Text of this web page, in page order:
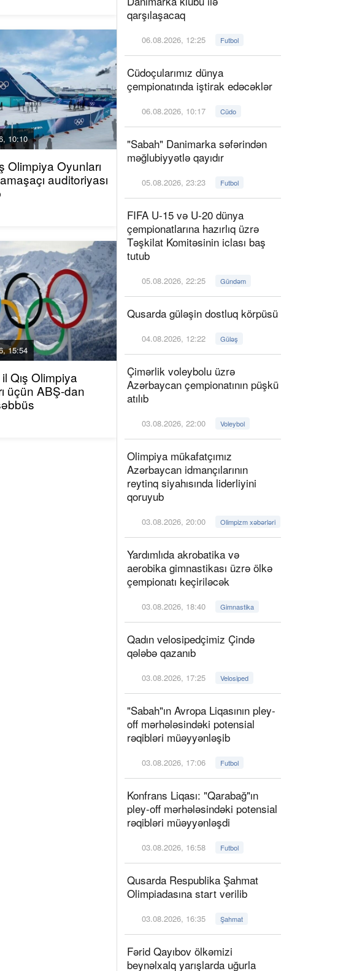
10:10
Olimpiya Oyunları
auditoriyası
15:54
Qış Olimpiya
üçün ABŞ-dan
qarşılaşacaq
06.08.2026, 12:25 Futbol
Cüdoçularımız dünya
çempionatında iştirak edəcəklər
06.08.2026, 10:17 Cüdo
"Sabah" Danimarka səfərindən
məğlubiyyətlə qayıdır
05.08.2026, 23:23 Futbol
FIFA U-15 və U-20 dünya
çempionatlarına hazırlıq üzrə
Təşkilat Komitəsinin iclası baş
tutub
05.08.2026, 22:25 Gündəm
Qusarda güləşin dostluq körpüsü
04.08.2026, 12:22 Güləş
Çimərlik voleybolu üzrə
Azərbaycan çempionatının püşkü
atılıb
03.08.2026, 22:00 Voleybol
Olimpiya mükafatçımız
Azərbaycan idmançılarının
reytinq siyahısında liderliyini
qoruyub
03.08.2026, 20:00 Olimpizm xəbərləri
Yardımlıda akrobatika və
aerobika gimnastikası üzrə ölkə
çempionatı keçiriləcək
03.08.2026, 18:40 Gimnastika
Qadın velosipedçimiz Çində
qələbə qazanıb
03.08.2026, 17:25 Velosiped
"Sabah"ın Avropa Liqasının pley-
off mərhələsindəki potensial
rəqibləri müəyyənləşib
03.08.2026, 17:06 Futbol
Konfrans Liqası: "Qarabağ"ın
pley-off mərhələsindəki potensial
rəqibləri müəyyənləşdi
03.08.2026, 16:58 Futbol
Qusarda Respublika Şahmat
Olimpiadasına start verilib
03.08.2026, 16:35 Şahmat
Fərid Qayıbov ölkəmizi
beynəlxalq yarışlarda uğurla